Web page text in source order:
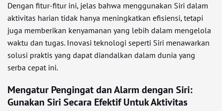
Dengan fitur-fitur ini, jelas bahwa menggunakan Siri dalam
aktivitas harian tidak hanya meningkatkan efisiensi, tetapi
juga memberikan kenyamanan yang lebih dalam mengelola
waktu dan tugas. Inovasi teknologi seperti Siri menawarkan
solusi praktis yang dapat diandalkan dalam dunia yang
serba cepat ini.
Mengatur Pengingat dan Alarm dengan Siri:
Gunakan Siri Secara Efektif Untuk Aktivitas